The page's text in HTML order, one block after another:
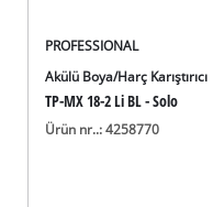
PROFESSIONAL
Akülü Boya/Harç Karıştırıcı
TP-MX 18-2 Li BL - Solo
Ürün nr..: 4258770